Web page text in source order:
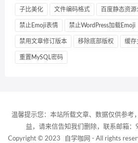
子比美化 文件编码格式 百度静态资源
禁止Emoji表情 禁止WordPress加载Emoji
禁用文章修订版本 移除底部版权 缓存
重置MySQL密码
温馨提示您：本站所载文章、数据仅供参考
益，请来信告知我们删除，联系邮箱
Copyright © 2023
自学咖网 - All rights